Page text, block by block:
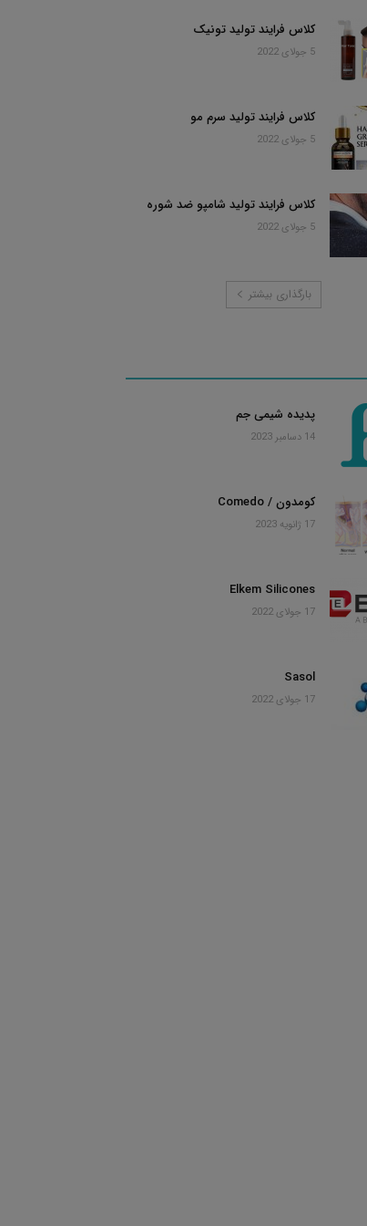
کلاس فرایند تولید تونیک
5 جولای 2022
کلاس فرایند تولید سرم مو
5 جولای 2022
کلاس فرایند تولید شامپو ضد شوره
5 جولای 2022
بارگذاری بیشتر
پدیده شیمی جم
14 دسامبر 2023
کومدون / Comedo
17 ژانویه 2023
Elkem Silicones
17 جولای 2022
Sasol
17 جولای 2022